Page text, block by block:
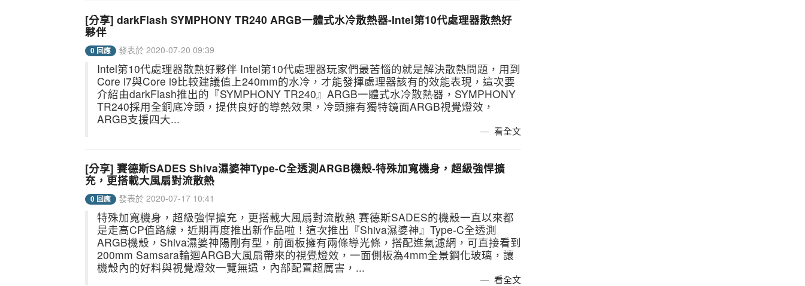
[分享] darkFlash SYMPHONY TR240 ARGB一體式水冷散熱器-Intel第10代處理器散熱好
夥伴
0 回應 發表於 2020-07-20 09:39
Intel第10代處理器散熱好夥伴 Intel第10代處理器玩家們最苦惱的就是解決散熱問題，用到
Core i7與Core i9比較建議值上240mm的水冷，才能發揮處理器該有的效能表現，這次要
介紹由darkFlash推出的『SYMPHONY TR240』ARGB一體式水冷散熱器，SYMPHONY
TR240採用全銅底冷頭，提供良好的導熱效果，冷頭擁有獨特鏡面ARGB視覺燈效，
ARGB支援四大...
看全文
[分享] 賽德斯SADES Shiva濕婆神Type-C全透測ARGB機殼-特殊加寬機身，超級強悍擴
充，更搭載大風扇對流散熱
0 回應 發表於 2020-07-17 10:41
特殊加寬機身，超級強悍擴充，更搭載大風扇對流散熱 賽德斯SADES的機殼一直以來都
是走高CP值路線，近期再度推出新作品啦！這次推出『Shiva濕婆神』Type-C全透測
ARGB機殼，Shiva濕婆神陽剛有型，前面板擁有兩條導光條，搭配進氣濾網，可直接看到
200mm Samsara輪迴ARGB大風扇帶來的視覺燈效，一面側板為4mm全景鋼化玻璃，讓
機殼內的好料與視覺燈效一覽無遺，內部配置超厲害，...
看全文